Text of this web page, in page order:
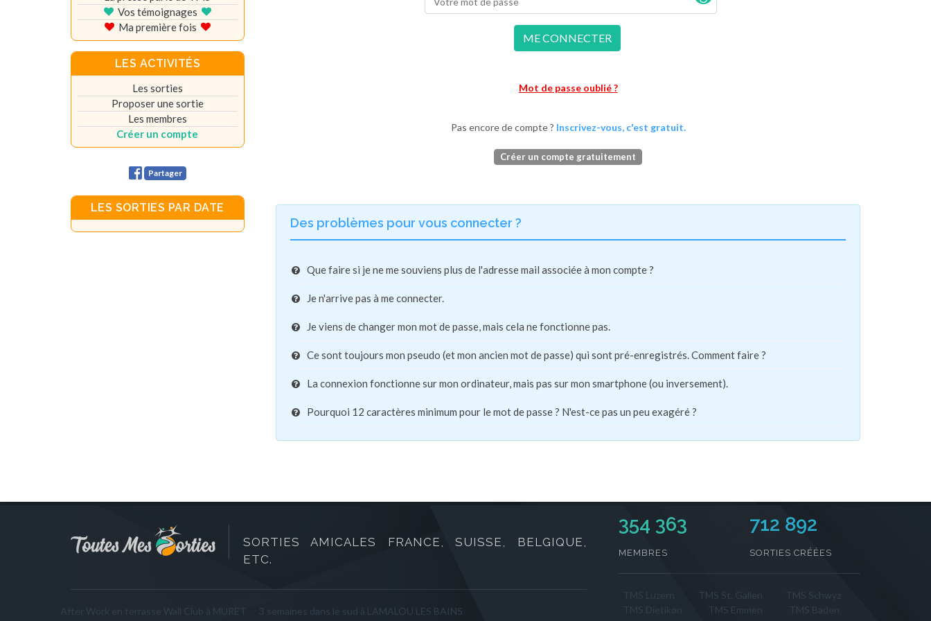
ME CONNECTER
Mot de passe oublié ?
Pas encore de compte ? Inscrivez-vous, c'est gratuit.
Créer un compte gratuitement
Des problèmes pour vous connecter ?
Que faire si je ne me souviens plus de l'adresse mail associée à mon compte ?
Je n'arrive pas à me connecter.
Je viens de changer mon mot de passe, mais cela ne fonctionne pas.
Ce sont toujours mon pseudo (et mon ancien mot de passe) qui sont pré-enregistrés. Comment faire ?
La connexion fonctionne sur mon ordinateur, mais pas sur mon smartphone (ou inversement).
Pourquoi 12 caractères minimum pour le mot de passe ? N'est-ce pas un peu exagéré ?
Vos témoignages
Ma première fois
LES ACTIVITÉS
Les sorties
Proposer une sortie
Les membres
Créer un compte
Partager
LES SORTIES PAR DATE
SORTIES AMICALES FRANCE, SUISSE, BELGIQUE,
ETC.
After Work en terrasse Wall Club à MURET
3 semaines dans le sud à LAMALOU LES BAINS
354 363
MEMBRES
712 892
SORTIES CRÉÉES
TMS St. Gallen
TMS Schwyz
TMS Emmen
TMS Baden